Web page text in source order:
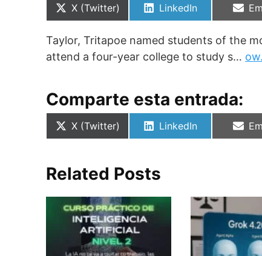
Compartir
X (Twitter)
Compartir
LinkedIn
Taylor, Tritapoe named students of the
attend a four-year college to study s…
Comparte esta entrada:
Compartir
X (Twitter)
Compartir
LinkedIn
Related Posts